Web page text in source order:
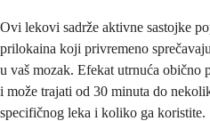
Ovi lekovi sadrže aktivne sastojke
prilokaina koji privremeno
u vaš mozak. Efekat utrnuća
i može trajati od 30 minuta do
specifičnog leka i koliko ga koristite.